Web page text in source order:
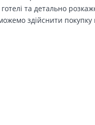
та детально
здійснити